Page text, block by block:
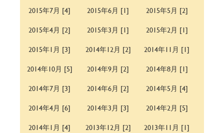
2015年7月 [4]
2015年6月 [1]
2015年5月 [2]
2015年4月 [2]
2015年3月 [1]
2015年2月 [1]
2015年1月 [3]
2014年12月 [2]
2014年11月 [1]
2014年10月 [5]
2014年9月 [2]
2014年8月 [1]
2014年7月 [3]
2014年6月 [2]
2014年5月 [4]
2014年4月 [6]
2014年3月 [3]
2014年2月 [5]
2014年1月 [4]
2013年12月 [2]
2013年11月 [1]